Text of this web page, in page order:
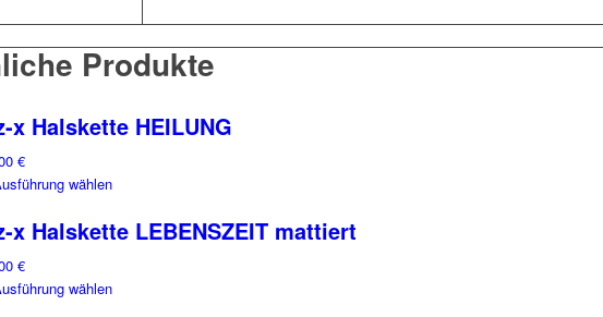
Produkte
x Halskette HEILUNG
€
wählen
weist
x Halskette LEBENSZEIT mattiert
€
wählen